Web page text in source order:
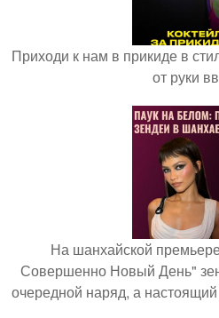
Приходи к нам в прикиде в
от руки
На шанхайской
Совершенно Новый День"
очередной наряд, а